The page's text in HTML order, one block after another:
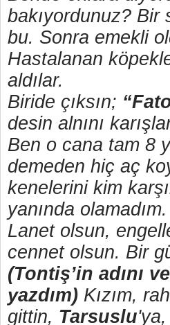
bakıyordunuz? Bir
bu. Sonra emekli
Hastalanan
aldılar.
Biride çıksın;
desin alnını
Ben o cana tam 8
demeden hiç aç
kenelerini kim
yanında
Lanet olsun,
cennet olsun. Bir
(Tontiş’in adını
yazdım) Kızım,
gittin, Tarsuslu'ya,